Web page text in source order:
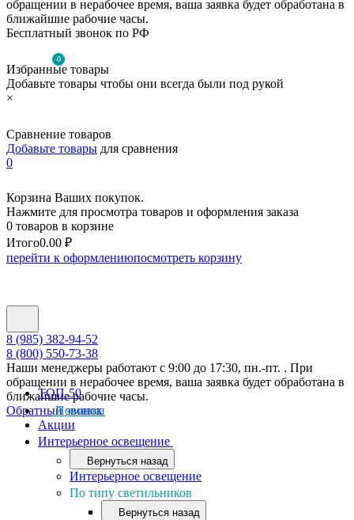
обращении в нерабочее время, ваша заявка будет обработана в
ближайшие рабочие часы.
Бесплатный звонок по РФ
0
Избранные товары
Добавьте товары чтобы они всегда были под рукой
×
Сравнение товаров
Добавьте товары для сравнения
0
Корзина Ваших покупок.
Нажмите для просмотра товаров и оформления заказа
0 товаров в корзине
Итого0.00 ₽
перейти к оформлениюпосмотреть корзину
8 (985) 382-94-52
8 (800) 550-73-38
Наши менеджеры работают с 9:00 до 17:30, пн.-пт. . При
обращении в нерабочее время, ваша заявка будет обработана в
ближайшие рабочие часы.
Обратный звонок
ТОП-50
Новинки
Акции
Интерьерное освещение
Вернуться назад
Интерьерное освещение
По типу светильников
Вернуться назад